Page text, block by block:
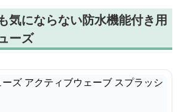
気にならない防水機能付き用
ーズ